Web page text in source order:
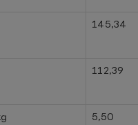
145,34
112,39
5,50